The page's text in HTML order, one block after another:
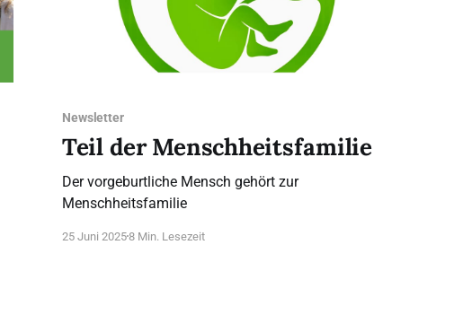
Newsletter
Teil der Menschheitsfamilie
Der vorgeburtliche Mensch gehört zur
Menschheitsfamilie
25 Juni 20258 Min. Lesezeit